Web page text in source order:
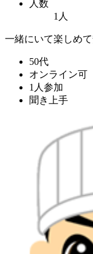
人数
1人
一緒にいて楽しめ
50代
オンライン可
1人参加
聞き上手